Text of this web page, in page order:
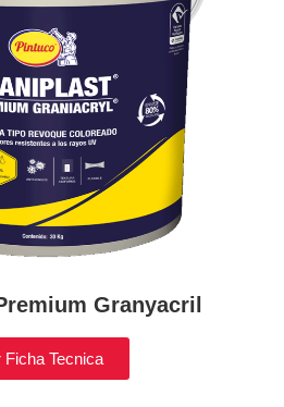
Granyacril
Ficha Tecnica